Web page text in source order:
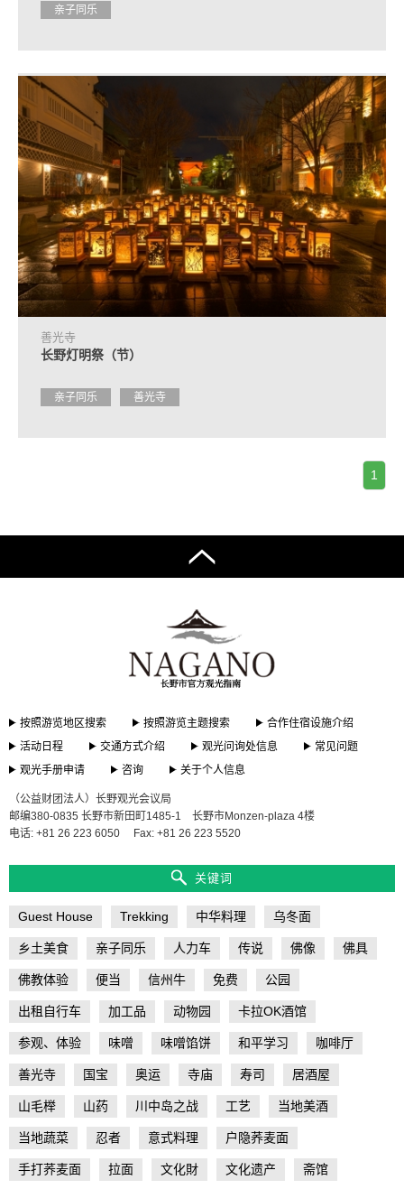
亲子同乐
善光寺
长野灯明祭（节）
亲子同乐 善光寺
1
按照游览地区搜索 按照游览主题搜索
合作住宿设施介绍
活动日程
交通方式介绍 观光问询处信息
常见问题
观光手册申请
咨询 关于个人信息
（公益财团法人）长野观光会议局
邮编380-0835 长野市新田町1485-1 长野市Monzen-plaza 4楼
电话: +81 26 223 6050
Fax: +81 26 223 5520
关键词
Guest House Trekking 中华料理 乌冬面
乡土美食 亲子同乐 人力车 传说 佛像 佛具
佛教体验 便当 信州牛 免费 公园
出租自行车 加工品 动物园 卡拉OK酒馆
参观、体验 味噌 味噌馅饼 和平学习 咖啡厅
善光寺 国宝 奥运 寺庙 寿司 居酒屋
山毛榉 山药 川中岛之战 工艺 当地美酒
当地蔬菜 忍者 意式料理 户隐荞麦面
手打荞麦面 拉面 文化財 文化遗产 斋馆